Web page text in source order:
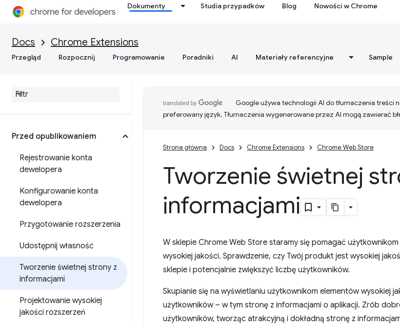
Dokumenty Studia przypadków Blog Nowości w Chrome
Docs Chrome Extensions
Przegląd Rozpocznij Programowanie Poradniki AI Materiały referencyjne Sample
Przed opublikowaniem
Rejestrowanie konta
dewelopera
Konfigurowanie konta
dewelopera
Przygotowanie rozszerzenia
Udostępnij własność
Tworzenie świetnej strony z
informacjami
Projektowanie wysokiej
jakości rozszerzeń
Google używa technologii AI do tłumaczenia treści
preferowany język. Tłumaczenia wygenerowane przez AI mogą zawierać
Strona główna Docs Chrome Extensions Chrome Web Store
Tworzenie świetnej
informacjami
W sklepie Chrome Web Store staramy się pomagać
wysokiej jakości. Sprawdzenie, czy Twój produkt jest wysokiej
sklepie i potencjalnie zwiększyć liczbę użytkowników.
Skupianie się na wyświetlaniu użytkownikom elementów wysokiej
użytkowników – w tym stronę z informacjami o aplikacji. Zrób
użytkowników, tworząc atrakcyjną i dokładną stronę z